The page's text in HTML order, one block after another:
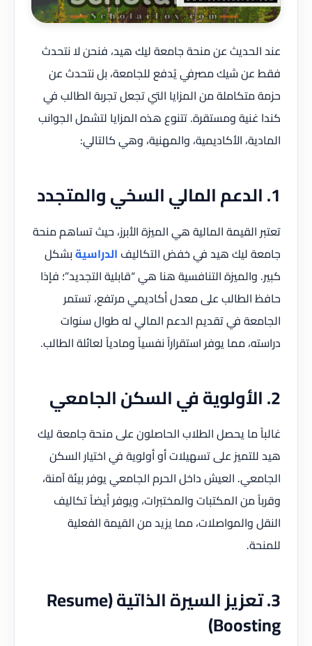
عند الحديث عن منحة جامعة ليك هيد، فنحن لا نتحدث
فقط عن شيك مصرفي يُدفع للجامعة، بل نتحدث عن
حزمة متكاملة من المزايا التي تجعل تجربة الطالب في
كندا غنية ومستقرة. تتنوع هذه المزايا لتشمل الجوانب
المادية، الأكاديمية، والمهنية، وهي كالتالي:
1. الدعم المالي السخي والمتجدد
تعتبر القيمة المالية هي الميزة الأبرز، حيث تساهم منحة
جامعة ليك هيد في خفض التكاليفالدراسيةبشكل
كبير. والميزة التنافسية هنا هي “قابلية التجديد”؛ فإذا
حافظ الطالب على معدل أكاديمي مرتفع، تستمر
الجامعة في تقديم الدعم المالي له طوال سنوات
دراسته، مما يوفر استقراراً نفسياً ومادياً لعائلة الطالب.
2. الأولوية في السكن الجامعي
غالباً ما يحصل الطلاب الحاصلون على منحة جامعة ليك
هيد للتميز على تسهيلات أو أولوية في اختيار السكن
الجامعي. العيش داخل الحرم الجامعي يوفر بيئة آمنة،
وقرباً من المكتبات والمختبرات، ويوفر أيضاً تكاليف
النقل والمواصلات، مما يزيد من القيمة الفعلية
للمنحة.
3. تعزيز السيرة الذاتية (Resume
Boosting)